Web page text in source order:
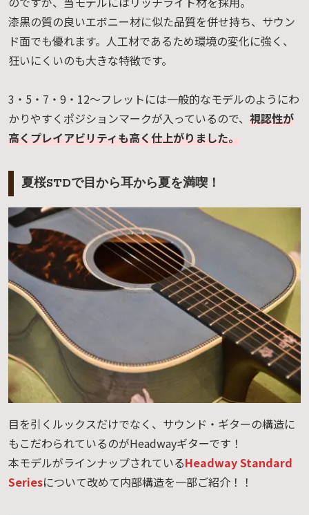
漆黒の質の良いエボニー材に似た品質を併せ持ち、サウン
ド面でも優れます。人工材であるため環境の変化に強く、
狂いにくいのも大きな特徴です。
3・5・7・9・12〜フレットには一般的なモデルのようにわ
かりやすくポジションマークが入っているので、 視認性が
高くプレイアビリティも高く仕上がりました。
夏桜STDで目から耳から夏を満喫！
目を引くルックスだけでなく、サウンド・ギターの構造に
もこだわられているのがHeadwayギターです！
本モデルがラインナップされているHeadway Standard
Seriesについて改めて内部構造を一部ご紹介！！